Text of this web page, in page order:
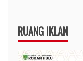
RUANG IKLAN